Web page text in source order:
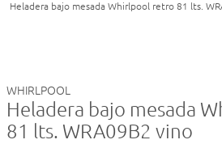
Heladera bajo mesada Whirlpool retro 81 lts.
WHIRLPOOL
Heladera bajo mesada
81 lts. WRA09B2 vino
Doves